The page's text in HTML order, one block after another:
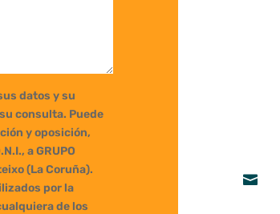
datos y su
consulta. Puede
y oposición,
a GRUPO
(La Coruña).
por la
de los
